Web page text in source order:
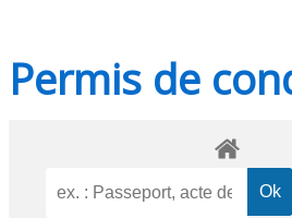
Permis de